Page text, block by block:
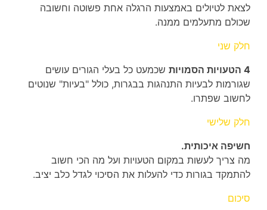
לצאת לטיולים באמצעות הרגלה אחת פשוטה וחשובה
שכולם מתעלמים ממנה.
חלק שני
4 הטעויות הסמויות
שכמעט כל בעלי הגורים עושים
שגורמות לבעיות התנהגות בבגרות, כולל "בעיות" שנוטים
לחשוב שפתרו.
חלק שלישי
חשיפה איכותית.
מה צריך לעשות במקום הטעויות ועל מה הכי חשוב
להתמקד בגורות כדי להעלות את הסיכוי לגדל כלב יציב.
סיכום